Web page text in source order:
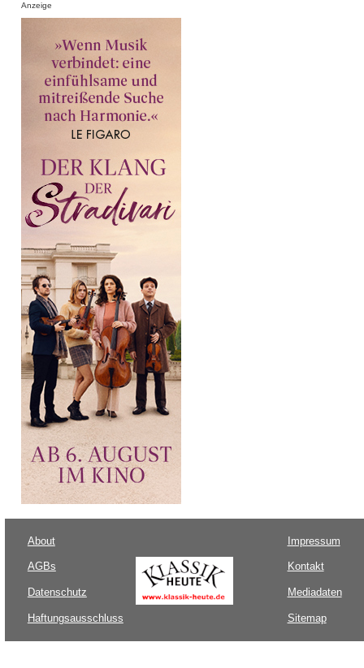
Anzeige
About
AGBs
Datenschutz
Haftungsausschluss
Impressum
Kontakt
Mediadaten
Sitemap